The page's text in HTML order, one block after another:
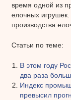
время одной из
елочных
производства
Статьи по теме:
В этом году
два раза
Индекс
превысил